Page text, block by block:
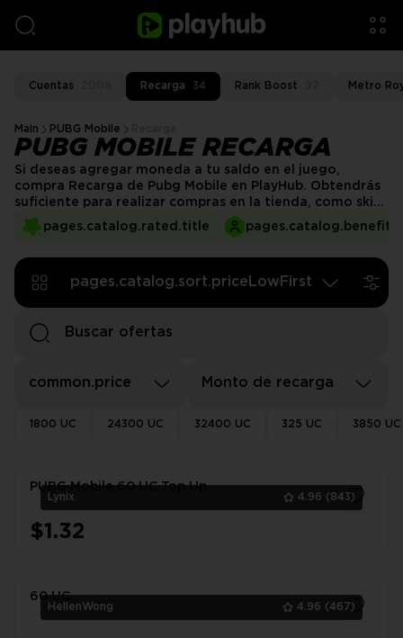
Cuentas Recarga 34 Rank Boost Metro
Main PUBG Mobile
PUBG MOBILE RECARGA
pages.catalog.rated.title
Si deseas agregar moneda a tu saldo en el juego,
compra Recarga de Pubg Mobile en PlayHub. Obtendrás
suficiente para realizar compras en la tienda, como skins
de armas, trajes de personajes y otras mejoras
cosméticas.
pages.catalog.sort.priceLowFirst
common.price Monto de recarga
1800 UC 24300 UC 32400 UC 325 UC 3850 UC
Lynix 4.96 (843)
PUBG Mobile 60 UC Top Up
$1.32
HellenWong 4.96 (467)
60 UC